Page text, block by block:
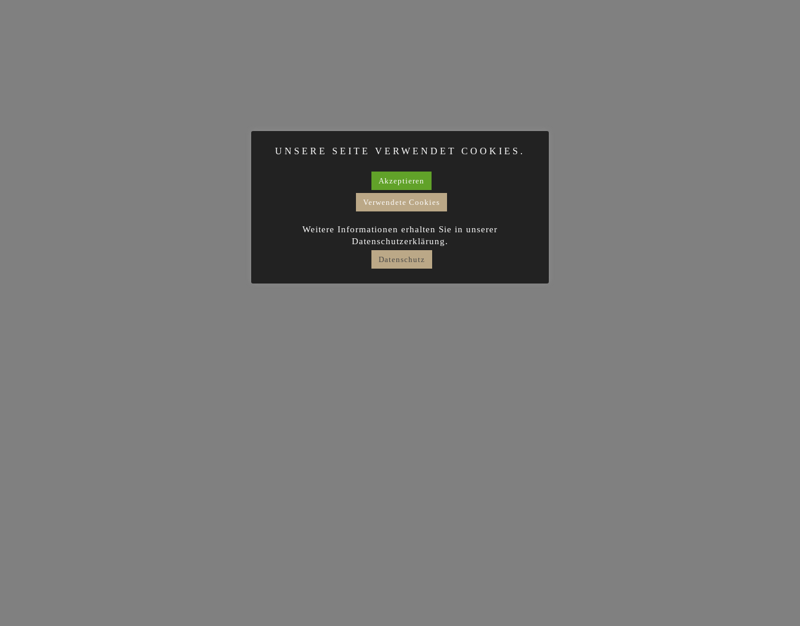
UNSERE SEITE VERWENDET COOKIES.
Akzeptieren
Verwendete Cookies
Weitere Informationen erhalten Sie in unserer
Datenschutzerklärung.
Datenschutz